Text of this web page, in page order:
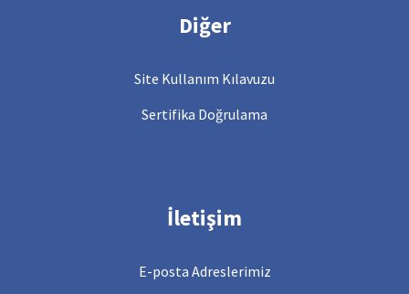
Diğer
Site Kullanım Kılavuzu
Sertifika Doğrulama
İletişim
E-posta Adreslerimiz